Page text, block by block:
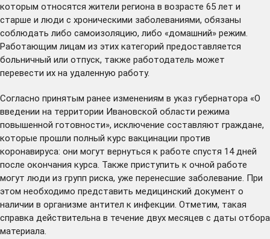
которым относятся жители региона в возрасте 65 лет и
старше и люди с хроническими заболеваниями, обязаны
соблюдать либо самоизоляцию, либо «домашний» режим.
Работающим лицам из этих категорий предоставляется
больничный или отпуск, также работодатель может
перевести их на удаленную работу.
Согласно принятым ранее изменениям в указ губернатора «О
введении на территории Ивановской области режима
повышенной готовности», исключение составляют граждане,
которые прошли полный курс вакцинации против
коронавируса: они могут вернуться к работе спустя 14 дней
после окончания курса. Также приступить к очной работе
могут люди из групп риска, уже перенесшие заболевание. При
этом необходимо представить медицинский документ о
наличии в организме антител к инфекции. Отметим, такая
справка действительна в течение двух месяцев с даты отбора
материала.